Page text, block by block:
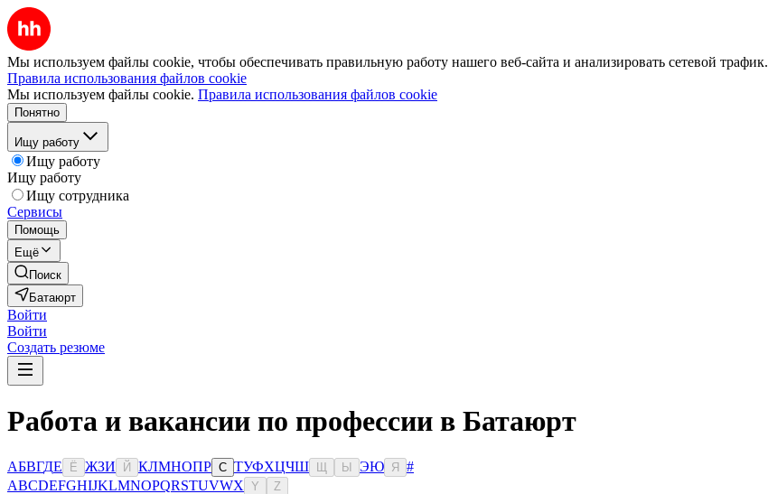
Мы используем файлы cookie, чтобы обеспечивать правильную работу нашего веб-сайта и анализировать сетевой трафик.
Правила использования файлов cookie
Мы используем файлы cookie. Правила использования файлов cookie
Понятно
Ищу работу
Ищу работу
Ищу работу
Ищу сотрудника
Сервисы
Помощь
Ещё
Поиск
Батаюрт
Войти
Войти
Создать резюме
Работа и вакансии по профессии в Батаюрт
АБВГДЕ Ё ЖЗИ Й КЛМНОПР С ТУФХЦЧШ Ы ЭЮ Я
#
ABCDEFGHIJKLMNOPQRSTUVWX Y Z